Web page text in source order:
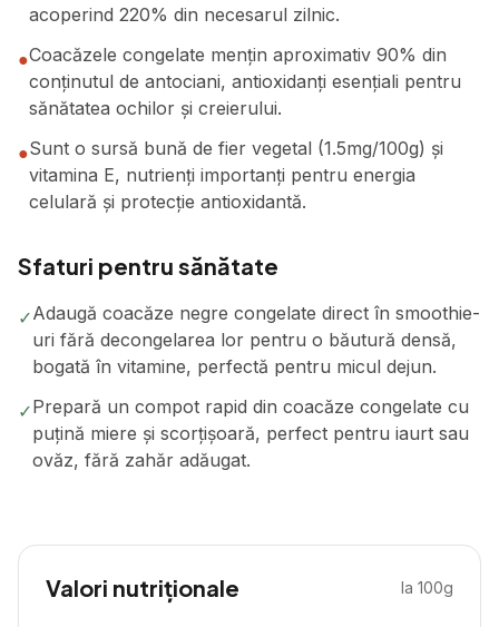
acoperind 220% din necesarul zilnic.
●Coacăzele congelate mențin aproximativ 90% din
conținutul de antociani, antioxidanți esențiali pentru
sănătatea ochilor și creierului.
●Sunt o sursă bună de fier vegetal (1.5mg/100g) și
vitamina E, nutrienți importanți pentru energia
celulară și protecție antioxidantă.
Sfaturi pentru sănătate
✓Adaugă coacăze negre congelate direct în smoothie-
uri fără decongelarea lor pentru o băutură densă,
bogată în vitamine, perfectă pentru micul dejun.
✓Prepară un compot rapid din coacăze congelate cu
puțină miere și scorțișoară, perfect pentru iaurt sau
ovăz, fără zahăr adăugat.
Valori nutriționale la 100g